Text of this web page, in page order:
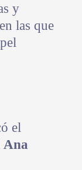
y
las que
el
Ana